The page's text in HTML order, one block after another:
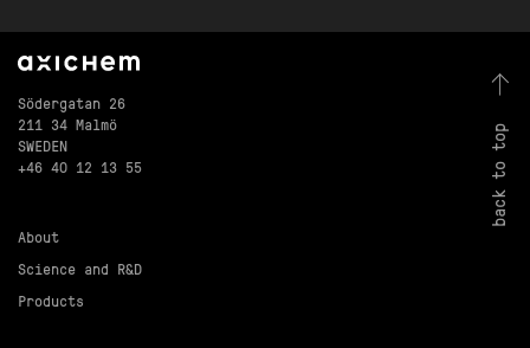
back to top
Södergatan 26
211 34 Malmö
SWEDEN
+46 40 12 13 55
About
Science and R&D
Products